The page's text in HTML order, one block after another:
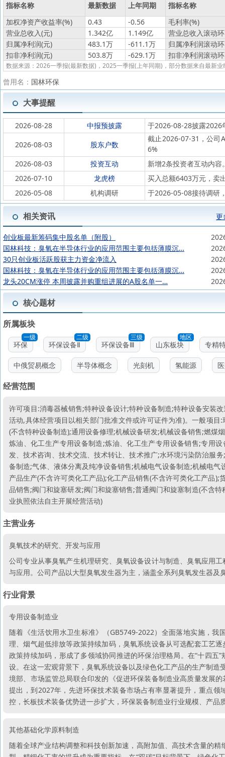
指标名称 最新数据 上年同期
指标名称
加权净资产收益率(%)
0.43 -0.56
毛利率(%)
营业总收入(元)
1.342亿 1.149亿
营业总收入滚动
归属净利润(元)
483.1万 -611.1万
归属净利润滚动
扣非净利润(元)
503.8万 -629.1万 扣非净利润滚动
数据来源：2026一季报(最新数据)，2025一季报(上年同期)，部分数据来自最新业
曾用名： 国林环保
大事提醒
2026-08-28 中报预披露
于2026-08-28披露2026
2026-08-03
股东户数
截止2026-07-31，公司
6%
2026-08-03
投资互动
新增2条投资者互动内容
2026-07-10
龙虎榜
买入总额6403万元，卖
2026-05-08
机构调研 于2026-05-08接待调研
相关资讯 更
创业板最新筹码集中股名单（附股）
国林科技：臭氧在半导体行业的应用范围主要包括薄膜沉…
30只创业板活跃股获主力资金净流入
国林科技：臭氧在半导体行业的应用范围主要包括薄膜沉…
龙头20CM涨停 本周披露并购重组进展的A股名单一…
核心题材
所属板块
一级
环保
二级
环保设备Ⅱ
三级
环保设备Ⅲ
地区
山东板块 专精
中俄贸易概念 半导体概念 光刻机 氢能源
经营范围
许可项目:消毒器械销售;特种设备设计;特种设备制造;特种设备安装
活动,具体经营项目以相关部门批准文件或许可证件为准)。一般项
(不含特种设备制造);通用设备修理;机械设备研发;机械设备销售;燃煤
炼油、化工生产专用设备制造;炼油、化工生产专用设备销售;专用
发、技术咨询、技术交流、技术转让、技术推广;水环境污染防治服
备制造;气体、液体分离及纯净设备销售;机械电气设备制造;机械电
产品生产(不含许可类化工产品);化工产品销售(不含许可类化工产品
品销售;阀门和旋塞研发;阀门和旋塞销售;普通阀门和旋塞制造(不含
业执照依法自主开展经营活动)
主营业务
臭氧技术的研究、开发与应用
公司专业从事臭氧产生机理研究、臭氧设备设计与制造、臭氧应用
与应用。公司产品以大型臭氧发生器为主，涵盖全系列臭氧发生器及
行业背景
专用设备制造业
随着《生活饮用水卫生标准》（GB5749-2022）全面落地实施，
理、烟气超低排放等政策持续加码，臭氧系统设备从可选配套工艺
政策持续加码，形成了多领域协同推进的环保治理格局。在“十四
设。在这一宏观背景下，臭氧系统设备以及绿色化工产品的生产制
境部、市场监管总局联合印发的《促进环保装备制造业高质量发展
提出，到2027年，先进环保技术装备市场占有率显著提升，重点领
控，长板技术装备优势进一步扩大，环保装备制造业行业规模、产品
其他基础化学原料制造
随着全球产业结构调整和科技创新加速，高附加值、高技术含量的